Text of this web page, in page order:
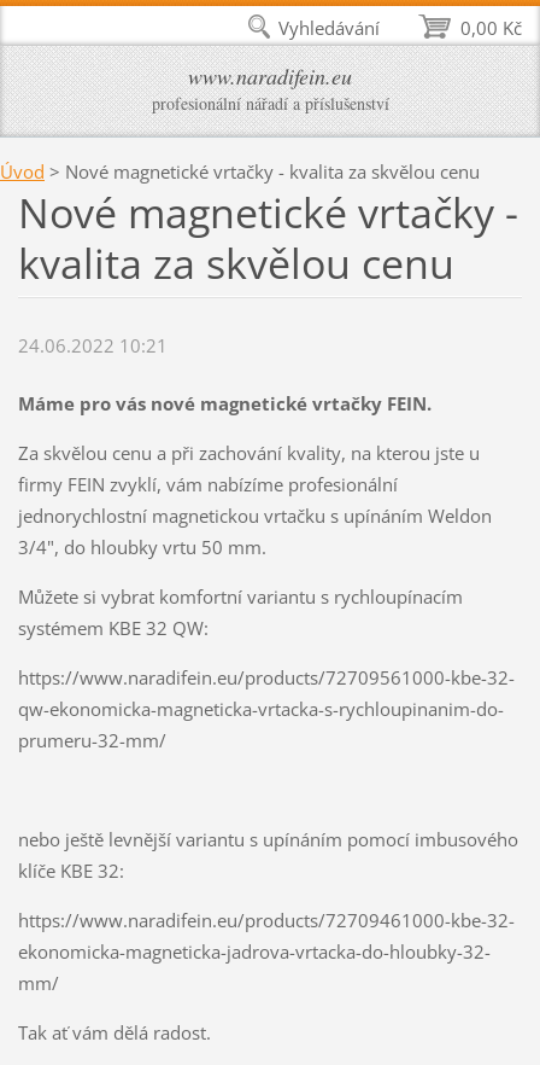
www.naradifein.eu
profesionální nářadí a příslušenství
Úvod > Nové magnetické vrtačky - kvalita za skvělou cenu
Nové magnetické vrtačky -
kvalita za skvělou cenu
24.06.2022 10:21
Máme pro vás nové magnetické vrtačky FEIN.
Za skvělou cenu a při zachování kvality, na kterou jste u
firmy FEIN zvyklí, vám nabízíme profesionální
jednorychlostní magnetickou vrtačku s upínáním Weldon
3/4", do hloubky vrtu 50 mm.
Můžete si vybrat komfortní variantu s rychloupínacím
systémem KBE 32 QW:
https://www.naradifein.eu/products/72709561000-kbe-32-
qw-ekonomicka-magneticka-vrtacka-s-rychloupinanim-do-
prumeru-32-mm/
nebo ještě levnější variantu s upínáním pomocí imbusového
klíče KBE 32:
https://www.naradifein.eu/products/72709461000-kbe-32-
ekonomicka-magneticka-jadrova-vrtacka-do-hloubky-32-
mm/
Tak ať vám dělá radost.
0,00 Kč
Vyhledávání